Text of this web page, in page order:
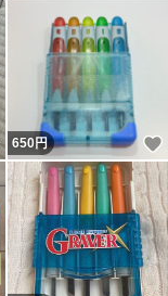
いいね！
650円